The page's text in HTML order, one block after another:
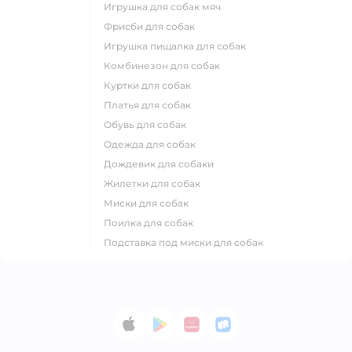
игрушка для собак мяч
фрисби для собак
игрушка пищалка для собак
комбинезон для собак
куртки для собак
платья для собак
обувь для собак
одежда для собак
дождевик для собаки
жилетки для собак
миски для собак
поилка для собак
подставка под миски для собак
App StoreGoogle Play
AppGallery
RuStore